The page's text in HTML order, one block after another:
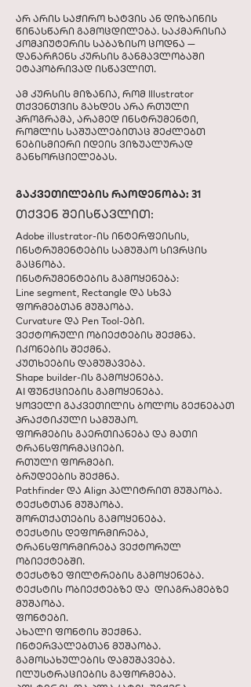
არ არის საჭირო ხატვის ან დიზაინის
წინასწარი გამოცდილება. საკმარისია
კომპიუტერის საბაზისო ცოდნა —
დანარჩენს კურსის განმავლობაში
ეტაპობრივად ისწავლით.
ამ კურსის მიზანია, რომ Illustrator
თქვენთვის გახდეს არა რთული
პროგრამა, არამედ ინსტრუმენტი,
რომლის საშუალებითაც შეძლებთ
ნებისმიერი იდეის ვიზუალურად
განხორციელებას.
გაკვეთილების რაოდენობა: 31
თქვენ შეისწავლით:
Adobe illustrator-ის ინტერფეისის,
ინსტრუმენტების სამუშაო სივრცის
გაცნობა.
ინსტრუმენტების გამოყენება:
Line segment, Rectangle და სხვა
ფორმებთან მუშაობა.
Curvature და Pen Tool-ები.
ვექტორული ობიექტების შექმნა.
იკონების შექმნა.
კუთხეების დამუშავება.
Shape builder-ის გამოყენება.
AI ფუნქციების გამოყენება.
ყოველი გაკვეთილის ბოლოს გექნებათ
პრაქტიკული სამუშაო.
ფორმების გაერთიანება და მათი
ტრანსფორმაციები.
რთული ფორმები.
ბრუდეების შექმნა.
Pathfinder და Align პალიტრით მუშაობა.
ტექსტთან მუშაობა.
შორთქათების გამოყენება.
ტექსტის დეფორმირება,
ტრანსფორმირება ვექტორულ
ობიექტებში.
ტექსტზე ფილტრების გამოყენება.
ტექსტის ობიექტებზე და დიაგრამებზე
მუშაობა.
ფონტები.
ახალი ფონტის შექმნა.
ინტერვალებთან მუშაობა.
გამოსახულების დამუშავება.
ილუსტრაციების გაფორმება.